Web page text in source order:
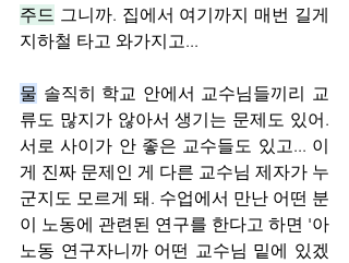
주드 그니까. 집에서 여기까지 매번 길게
지하철 타고 와가지고...
물 솔직히 학교 안에서 교수님들끼리 교
류도 많지가 않아서 생기는 문제도 있어.
서로 사이가 안 좋은 교수들도 있고... 이
게 진짜 문제인 게 다른 교수님 제자가 누
군지도 모르게 돼. 수업에서 만난 어떤 분
이 노동에 관련된 연구를 한다고 하면 '아
노동 연구자니까 어떤 교수님 밑에 있겠